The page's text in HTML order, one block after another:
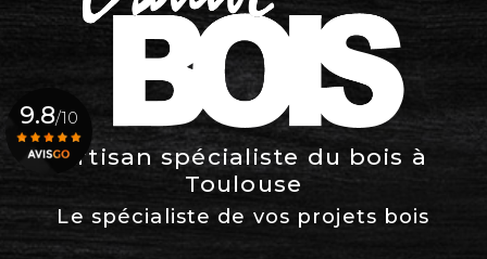
Artisan spécialiste du bois à
Toulouse
Le spécialiste de vos projets bois
9.8/10